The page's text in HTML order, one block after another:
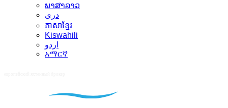
ພາສາລາວ
دری
ភាសាខ្មែរ
Kiswahili
اردو
አማርኛ